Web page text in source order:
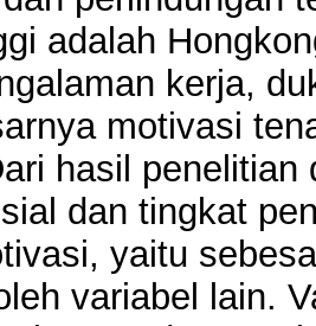
adalah
kerja,
motivasi
hasil
dan tingkat
yaitu
variabel lain.